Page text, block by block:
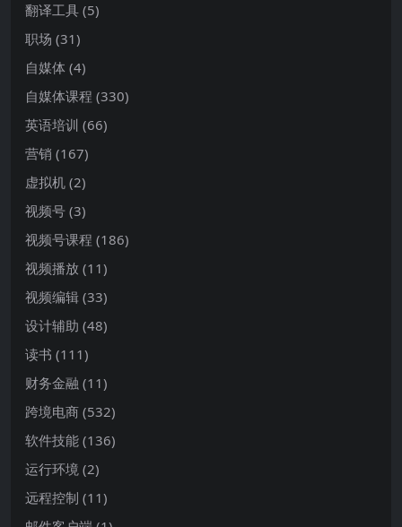
翻译工具 (5)
职场 (31)
自媒体 (4)
自媒体课程 (330)
英语培训 (66)
营销 (167)
虚拟机 (2)
视频号 (3)
视频号课程 (186)
视频播放 (11)
视频编辑 (33)
设计辅助 (48)
读书 (111)
财务金融 (11)
跨境电商 (532)
软件技能 (136)
运行环境 (2)
远程控制 (11)